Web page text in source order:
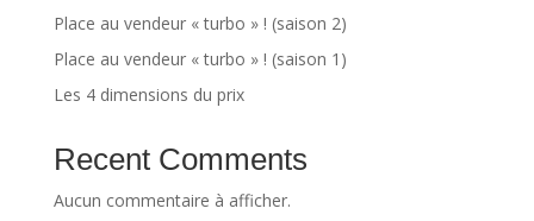
Place au vendeur « turbo » ! (saison 2)
Place au vendeur « turbo » ! (saison 1)
Les 4 dimensions du prix
Recent Comments
Aucun commentaire à afficher.